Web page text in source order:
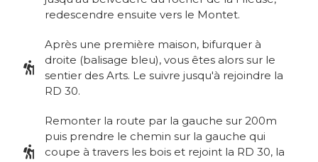
redescendre ensuite vers le Montet.
Après une première maison, bifurquer à
droite (balisage bleu), vous êtes alors sur le
sentier des Arts. Le suivre jusqu'à rejoindre la
RD 30.
Remonter la route par la gauche sur 200m
puis prendre le chemin sur la gauche qui
coupe à travers les bois et rejoint la RD 30, la